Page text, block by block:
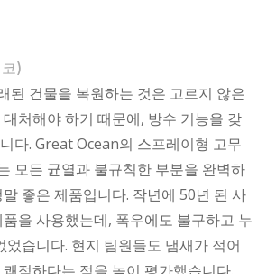
)
된 건물을 복원하는 것은 고르지 않은
처해야 하기 때문에, 방수 기능을 갖
다. Great Ocean의 스프레이형 고무
모든 균열과 불규칙한 부분을 완벽하
좋은 제품입니다. 작년에 50년 된 사
을 사용했는데, 폭우에도 불구하고 누
었습니다. 현지 팀원들도 냄새가 적어